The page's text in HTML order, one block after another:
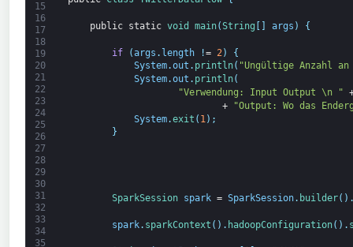
15
16
17
18
19
20
21
22
23
24
25
26
27
28
29
30
31
32
33
34
35
public static void main(String args ) {
if (args . length != 2 )
{
System.out . println( "Ungültige Anzahl
System.out . println(
"Verwendung: Input Output \n "
+
"Output: Wo das
System.exit ( 1 ) ;
}
SparkSession spark = SparkSession. builder( )
spark. sparkContext ( ) . hadoopConfiguration( ) .